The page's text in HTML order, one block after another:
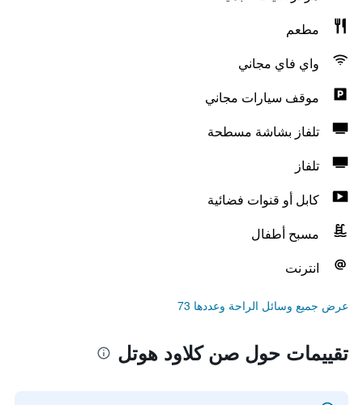
مطعم
واي فاي مجاني
موقف سيارات مجاني
تلفاز بشاشة مسطحة
تلفاز
كابل أو قنوات فضائية
مسبح أطفال
انترنت
عرض جميع وسائل الراحة وعددها 73
تقييمات حول صن كلاود هوتل